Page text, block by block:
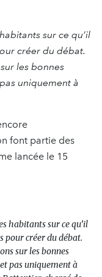
sur ce qu’il
créer du débat.
les bonnes
uniquement à
font partie des
lancée le 15
habitants sur ce qu’il
pour créer du débat.
sur les bonnes
pas uniquement à